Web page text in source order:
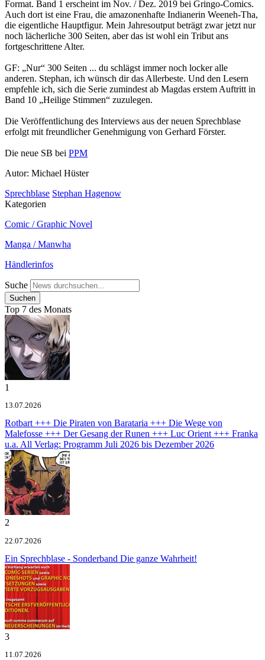
Format. Band 1 erscheint im Nov. / Dez. 2019 bei Gringo-Comics.
Auch dort ist eine Frau, die amazonenhafte Indianerin Weeneh-Tha,
die eigentliche Hauptfigur. Mein Jahresoutput beträgt zwar jetzt nur
noch lächerliche 300 Seiten, aber das ist wohl ein Tribut ans
fortgeschrittene Alter.
GF: „Nur“ 300 Seiten ... du schlägst immer noch locker alle
anderen. Stephan, ich wünsch dir das Allerbeste. Und den Lesern
empfehle ich, sich die Serie zumindest ab Magdas erstem Auftritt in
Band 10 „Heilige Stimmen“ zuzulegen.
Die Veröffentlichung des Interviews aus der neuen Sprechblase
erfolgt mit freundlicher Genehmigung von Gerhard Förster.
Die neue SB bei PPM
Autor: Michael Hüster
Sprechblase Stephan Hagenow
Kategorien
Comic / Graphic Novel
Manga / Manwha
Händlerinfos
Suche
Top 7 des Monats
1
13.07.2026
Rotbart +++ Die Piraten von Barataria +++ Die Wege von
Malefosse +++ Der Gesang der Runen +++ Luc Orient +++ Franka
u.a. All Verlag: Programm Juli 2026 bis Dezember 2026
2
22.07.2026
Ein Sprechblase - Sonderband Die ganze Wahrheit!
3
11.07.2026